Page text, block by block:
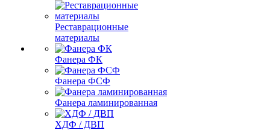
Реставрационные
материалы
Фанера ФК
Фанера ФСФ
Фанера ламинированная
ХДФ / ДВП